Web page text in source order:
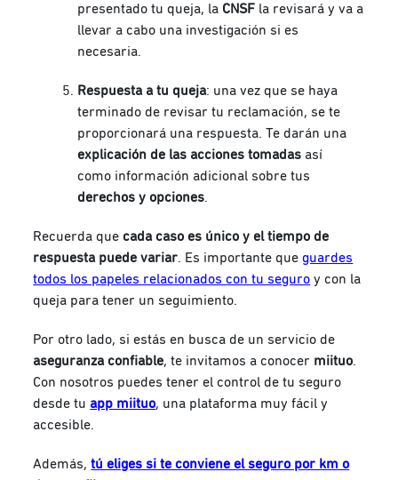
presentado tu queja, la CNSF la revisará y va a
llevar a cabo una investigación si es
necesaria.
Respuesta a tu queja: una vez que se haya
terminado de revisar tu reclamación, se te
proporcionará una respuesta. Te darán una
explicación de las acciones tomadas así
como información adicional sobre tus
derechos y opciones.
Recuerda quecada caso es único y el tiempo de
respuesta puede variar. Es importante queguardes
todos los papeles relacionados con tu seguro y con la
queja para tener un seguimiento.
Por otro lado, si estás en busca de un servicio de
aseguranza confiable, te invitamos a conocer miituo.
Con nosotros puedes tener el control de tu seguro
desde tu app miituo, una plataforma muy fácil y
accesible.
Además,tú eliges si te conviene el seguro por km o